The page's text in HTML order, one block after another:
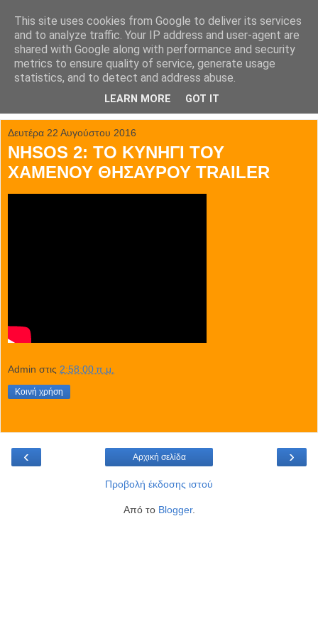
tainia.gr
Όλα τα trailer των κινηματογραφικών επιτυχιών.
Δευτέρα 22 Αυγούστου 2016
NHSOS 2: ΤΟ ΚΥΝΗΓΙ ΤΟΥ
ΧΑΜΕΝΟΥ ΘΗΣΑΥΡΟΥ TRAILER
Admin στις 2:58:00 π.μ.
Κοινή χρήση
‹ ›
Αρχική σελίδα
Προβολή έκδοσης ιστού
Από το Blogger.
This site uses cookies from Google to deliver its services
and to analyze traffic. Your IP address and user-agent are
shared with Google along with performance and security
metrics to ensure quality of service, generate usage
statistics, and to detect and address abuse.
LEARN MORE GOT IT